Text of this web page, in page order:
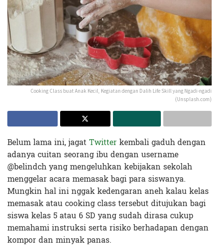
Cooking Class buat Anak Kecil, Kegiatan dengan Dalih Life Skill yang Ngadi-ngadi
(Unsplash.com)
Belum lama ini, jagatTwitterkembali gaduh dengan
adanya cuitan seorang ibu dengan username
@belindch yang mengeluhkan kebijakan sekolah
menggelar acara memasak bagi para siswanya.
Mungkin hal ini nggak kedengaran aneh kalau kelas
memasak atau cooking class tersebut ditujukan bagi
siswa kelas 5 atau 6 SD yang sudah dirasa cukup
memahami instruksi serta risiko berhadapan dengan
kompor dan minyak panas.